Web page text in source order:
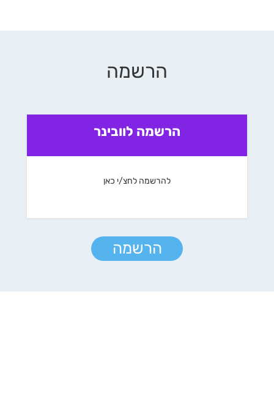
הרשמה
הרשמה לוובינר
להרשמה לחצ/י כאן
הרשמה